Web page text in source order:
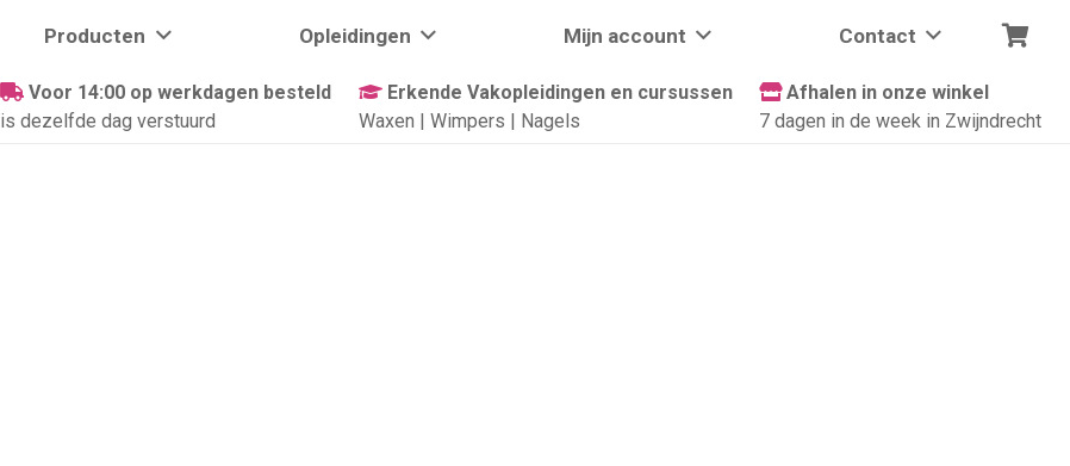
Producten Opleidingen Mijn account Contact
Voor 14:00 op werkdagen besteld
is dezelfde dag verstuurd
Erkende Vakopleidingen en cursussen
Waxen | Wimpers | Nagels
Afhalen in onze winkel
7 dagen in de week in Zwijndrecht